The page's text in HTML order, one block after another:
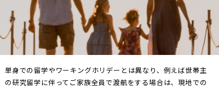
単身での留学やワーキングホリデーとは異なり、例えば世帯主
の研究留学に伴ってご家族全員で渡航をする場合は、現地での